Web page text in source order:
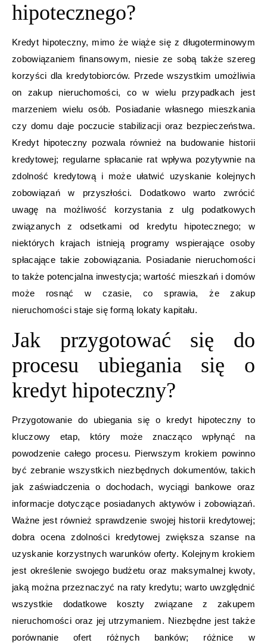
hipotecznego?
Kredyt hipoteczny, mimo że wiąże się z długoterminowym
zobowiązaniem finansowym, niesie ze sobą także szereg
korzyści dla kredytobiorców. Przede wszystkim umożliwia
on zakup nieruchomości, co w wielu przypadkach jest
marzeniem wielu osób. Posiadanie własnego mieszkania
czy domu daje poczucie stabilizacji oraz bezpieczeństwa.
Kredyt hipoteczny pozwala również na budowanie historii
kredytowej; regularne spłacanie rat wpływa pozytywnie na
zdolność kredytową i może ułatwić uzyskanie kolejnych
zobowiązań w przyszłości. Dodatkowo warto zwrócić
uwagę na możliwość korzystania z ulg podatkowych
związanych z odsetkami od kredytu hipotecznego; w
niektórych krajach istnieją programy wspierające osoby
spłacające takie zobowiązania. Posiadanie nieruchomości
to także potencjalna inwestycja; wartość mieszkań i domów
może rosnąć w czasie, co sprawia, że zakup
nieruchomości staje się formą lokaty kapitału.
Jak przygotować się do
procesu ubiegania się o
kredyt hipoteczny?
Przygotowanie do ubiegania się o kredyt hipoteczny to
kluczowy etap, który może znacząco wpłynąć na
powodzenie całego procesu. Pierwszym krokiem powinno
być zebranie wszystkich niezbędnych dokumentów, takich
jak zaświadczenia o dochodach, wyciągi bankowe oraz
informacje dotyczące posiadanych aktywów i zobowiązań.
Ważne jest również sprawdzenie swojej historii kredytowej;
dobra ocena zdolności kredytowej zwiększa szanse na
uzyskanie korzystnych warunków oferty. Kolejnym krokiem
jest określenie swojego budżetu oraz maksymalnej kwoty,
jaką można przeznaczyć na raty kredytu; warto uwzględnić
wszystkie dodatkowe koszty związane z zakupem
nieruchomości oraz jej utrzymaniem. Niezbędne jest także
porównanie ofert różnych banków; różnice w